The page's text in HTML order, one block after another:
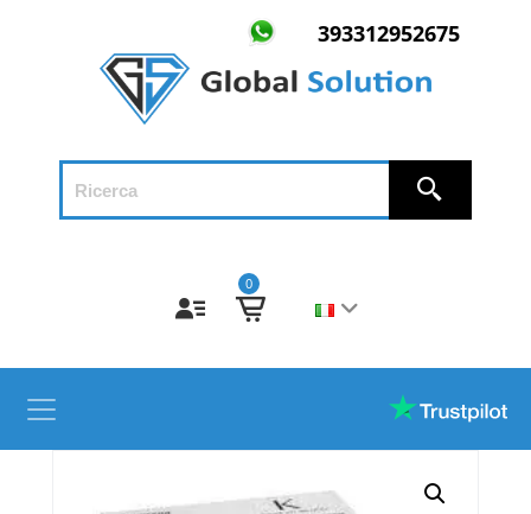
393312952675
0